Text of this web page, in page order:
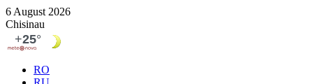
6 August 2026
Chisinau
RO